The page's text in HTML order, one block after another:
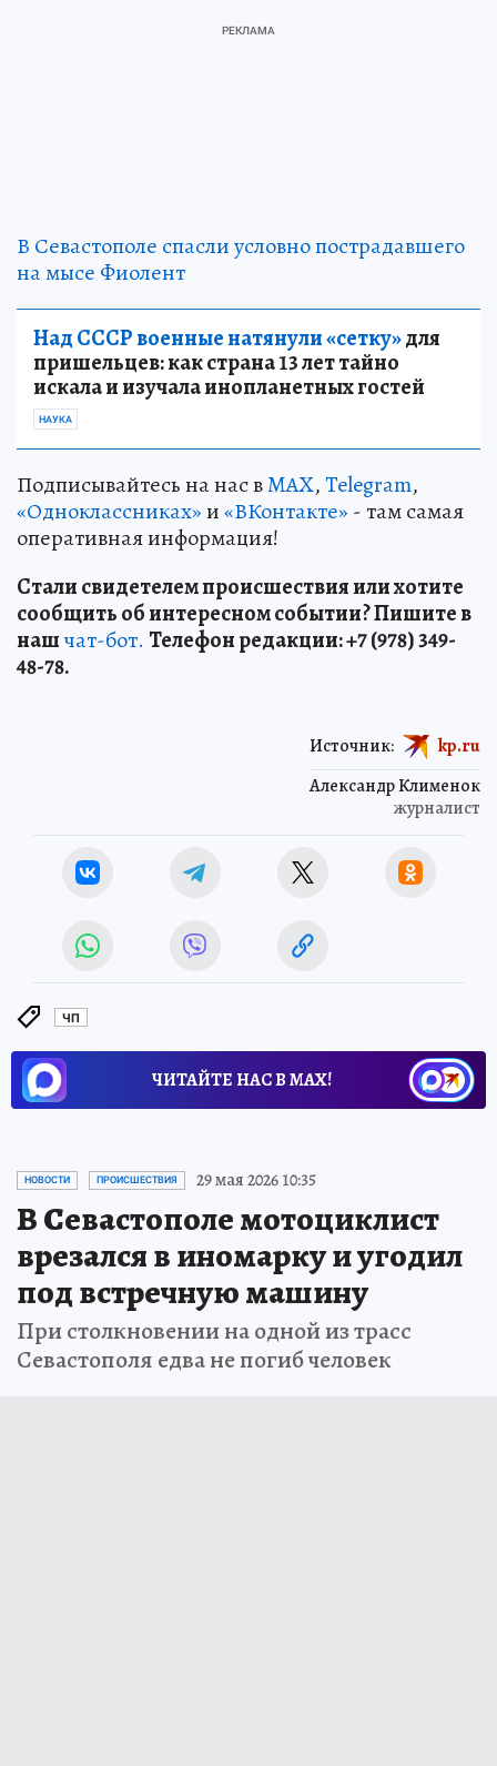
В Севастополе спасли условно пострадавшего
на мысе Фиолент
Над СССР военные натянули «сетку»для
пришельцев: как страна 13 лет тайно
искала и изучала инопланетных гостей
НАУКА
Подписывайтесь на нас вMAX,Telegram,
«Одноклассниках»и«ВКонтакте» - там самая
оперативная информация!
Стали свидетелем происшествия или хотите
сообщить об интересном событии? Пишите в
нашчат-бот. Телефон редакции: +7 (978) 349-
48-78.
Александр Клименок
журналист
Источник: kp.ru
ЧП
ЧИТАЙТЕ НАС В МАХ!
НОВОСТИ ПРОИСШЕСТВИЯ 29 мая 2026 10:35
В Севастополе мотоциклист
врезался в иномарку и угодил
под встречную машину
При столкновении на одной из трасс
Севастополя едва не погиб человек